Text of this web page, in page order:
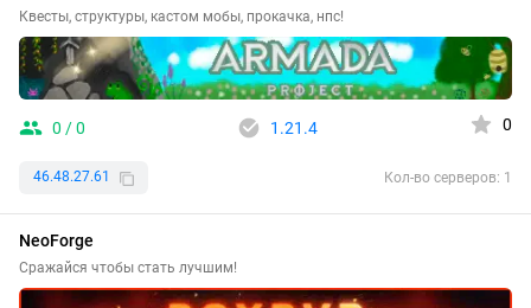
Квесты, структуры, кастом мобы, прокачка, нпс!
0 / 0 1.21.4 0
46.48.27.61 Кол-во серверов: 1
NeoForge
Сражайся чтобы стать лучшим!